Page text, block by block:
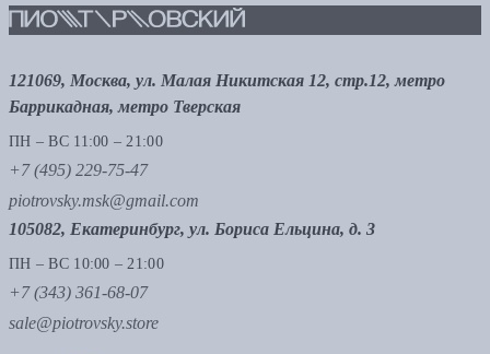
121069, Москва, ул. Малая Никитская 12, стр.12, метро
Баррикадная, метро Тверская
ПН – ВС 11:00 – 21:00
+7 (495) 229-75-47
piotrovsky.msk@gmail.com
105082, Екатеринбург, ул. Бориса Ельцина, д. 3
ПН – ВС 10:00 – 21:00
+7 (343) 361-68-07
sale@piotrovsky.store